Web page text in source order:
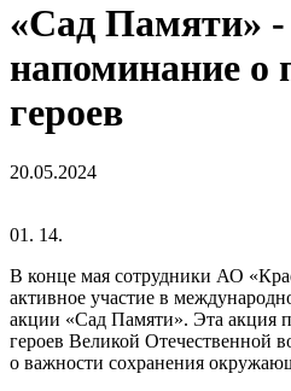
«Сад Памяти»
напоминание о
героев
20.05.2024
01. 14.
В конце мая сотрудники АО
активное участие в
акции «Сад Памяти». Эта акция
героев Великой Отечественной
о важности сохранения